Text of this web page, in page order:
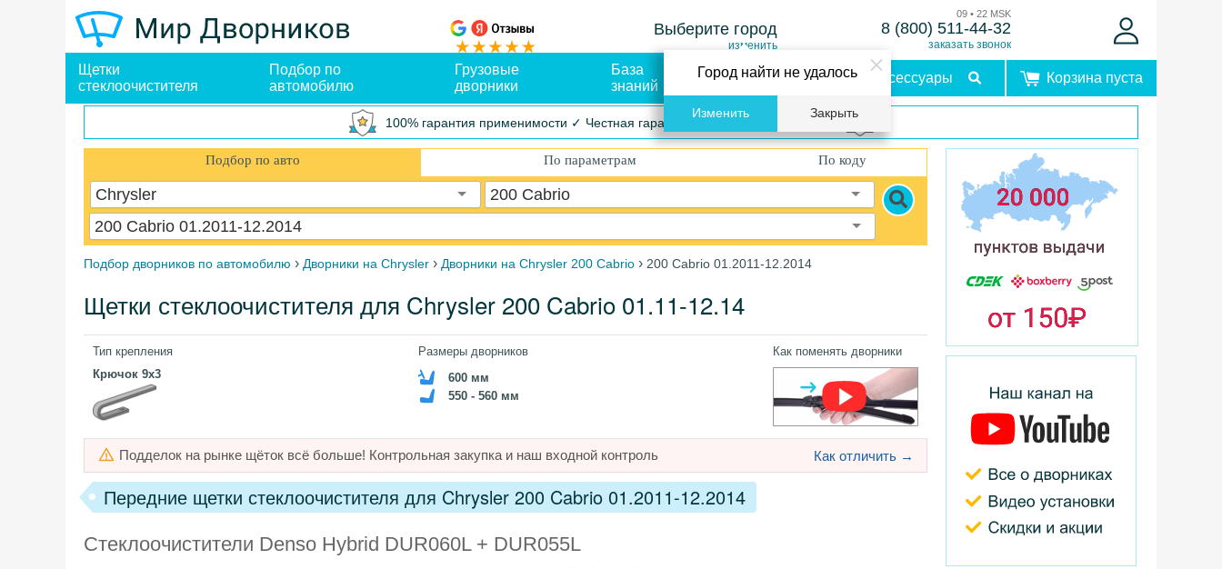
Выберите город
изменить
09 • 22 MSK
8 (800) 511-44-32
заказать звонок
Щетки
стеклоочистителя
Подбор по
автомобилю
Грузовые
дворники
База
знаний
Оплата и
Аксессуары Корзина пуста
100% гарантия применимости ✓ Честная гарантия ✓ Упрощенный возврат
Подбор по авто По параметрам По коду
Chrysler
200 Cabrio
200 Cabrio 01.2011-12.2014
Подбор дворников по автомобилю › Дворники на Chrysler › Дворники на Chrysler 200 Cabrio › 200 Cabrio 01.2011-12.2014
Щетки стеклоочистителя для Chrysler 200 Cabrio 01.11-12.14
Тип крепления
Крючок 9x3
Размеры дворников
600 мм
550 - 560 мм
Как поменять дворники
Подделок на рынке щёток всё больше! Контрольная закупка и наш входной контроль Как отличить →
Передние щетки стеклоочистителя для Chrysler 200 Cabrio 01.2011-12.2014
Стеклоочистители Denso Hybrid DUR060L + DUR055L
Город найти не удалось
Изменить Закрыть